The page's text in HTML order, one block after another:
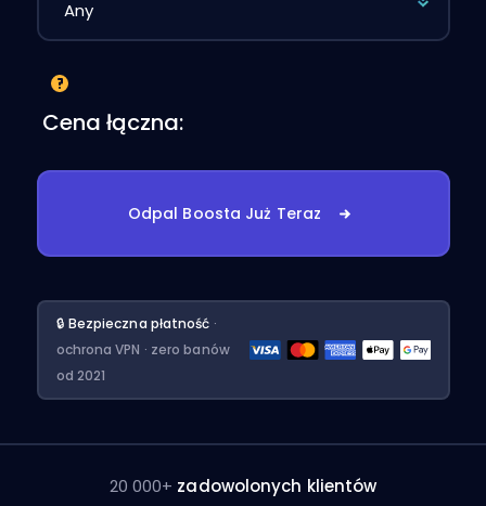
Cena łączna:
Odpal Boosta Już Teraz
🔒 Bezpieczna płatność ·
ochrona VPN · zero banów
od 2021
20 000+ zadowolonych klientów